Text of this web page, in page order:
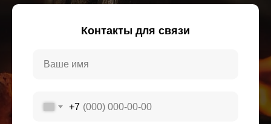
Контакты для связи
+7